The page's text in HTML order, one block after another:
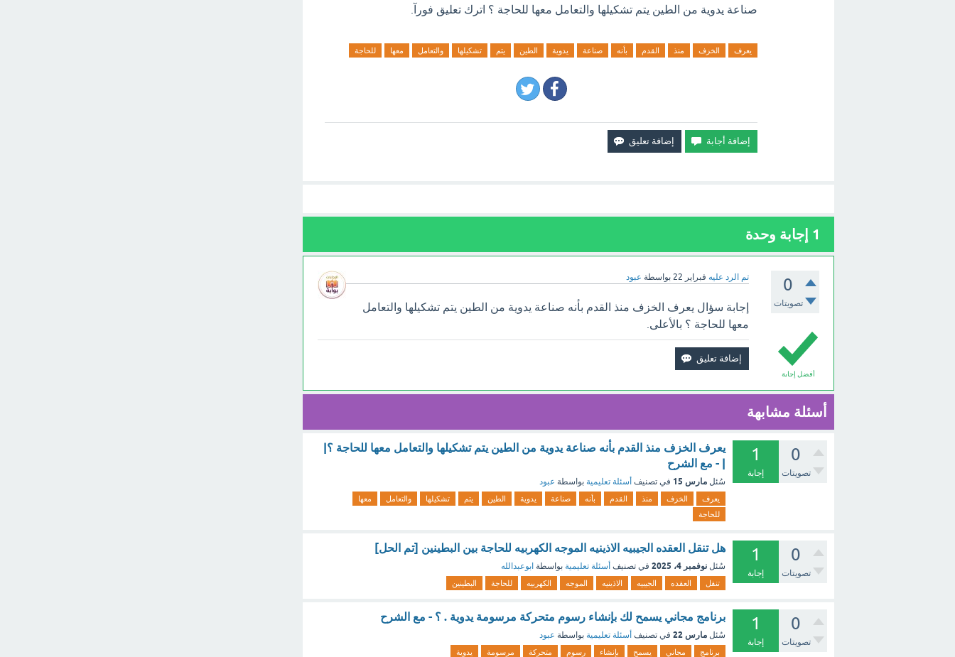
صناعة يدوية من الطين يتم تشكيلها والتعامل معها للحاجة ؟ اترك تعليق فورآ.
يعرف الخزف منذ القدم بأنه صناعة يدوية الطين يتم تشكيلها والتعامل معها للحاجة
1 إجابة وحدة
0
تصويتات
تم الرد عليه فبراير 22 بواسطة عبود
أفضل إجابة
إجابة سؤال يعرف الخزف منذ القدم بأنه صناعة يدوية من الطين يتم تشكيلها والتعامل
معها للحاجة ؟ بالأعلى.
أسئلة مشابهة
0
تصويتات
1
إجابة
يعرف الخزف منذ القدم بأنه صناعة يدوية من الطين يتم تشكيلها والتعامل معها للحاجة ؟|
| - مع الشرح
سُئل مارس 15 في تصنيف أسئلة تعليمية بواسطة عبود
يعرف الخزف منذ القدم بأنه صناعة يدوية الطين يتم تشكيلها والتعامل
معها
للحاجة
0
تصويتات
1
إجابة
هل تنقل العقده الجيبيه الاذينيه الموجه الكهربيه للحاجة بين البطينين [تم الحل]
سُئل نوفمبر 4، 2025 في تصنيف أسئلة تعليمية بواسطة ابوعبدالله
تنقل العقده الجيبيه الاذينيه الموجه الكهربيه للحاجة البطينين
0
تصويتات
1
إجابة
برنامج مجاني يسمح لك بإنشاء رسوم متحركة مرسومة يدوية . ؟ - مع الشرح
سُئل مارس 22 في تصنيف أسئلة تعليمية بواسطة عبود
برنامج مجاني يسمح بإنشاء رسوم متحركة مرسومة يدوية